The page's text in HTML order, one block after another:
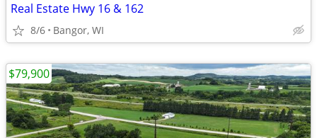
Real Estate Hwy 16 & 162
8/6 Bangor, WI
$79,900